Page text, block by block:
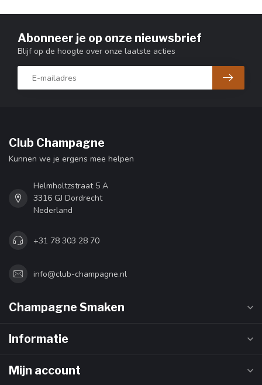
Abonneer je op onze nieuwsbrief
Blijf op de hoogte over onze laatste acties
Club Champagne
Kunnen we je ergens mee helpen
Helmholtzstraat 5 A
3316 GJ Dordrecht
Nederland
+31 78 303 28 70
info@club-champagne.nl
Champagne Smaken
Informatie
Mijn account